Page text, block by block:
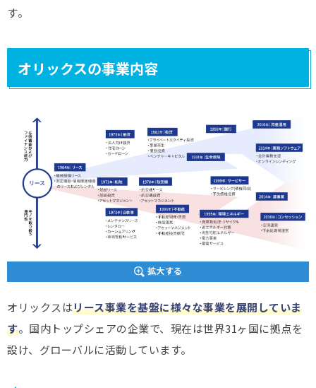
す。
オリックスの事業内容
拡大する
オリックスはリース事業を基盤に様々な事業を展開していま
す。国内トップシェアの企業で、現在は世界31ヶ国に拠点を
設け、グローバルに活動しています。